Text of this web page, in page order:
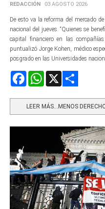
REDACCIÓN 03 AGOSTO 2026
De esto va la reforma del mercado
nacional del jueves. “Quienes se
capital financiero en las
puntualizó Jorge Kohen, médico
posgrado en las Universidades
FacebookWhatsApp
LEER MÁS…MENOS